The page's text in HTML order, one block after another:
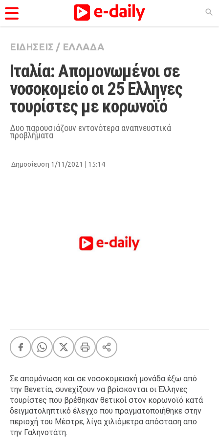
ΚΑΤΗΓΟΡΊΕΣ
Ειδήσεις
Θέματα
Videos
Podcasts
Viral
Life
A-List LGBTQI+
LIFE
Food
ΕΙΔΗΣΕΙΣ / ΕΛΛΑΔΑ
Ιταλία: Απομονωμένοι σε
νοσοκομείο οι 25 Eλληνες
τουρίστες με κορωνοϊό
Δυο παρουσιάζουν εντονότερα αναπνευστικά
προβλήματα
Δημοσίευση 1/11/2021 | 15:14
Σε απομόνωση και σε νοσοκομειακή μονάδα έξω από
την Βενετία, συνεχίζουν να βρίσκονται οι Έλληνες
τουρίστες που βρέθηκαν θετικοί στον κορωνοϊό κατά
δειγματοληπτικό έλεγχο που πραγματοποιήθηκε στην
περιοχή του Μέστρε, λίγα χιλιόμετρα απόσταση απο
την Γαληνοτάτη.